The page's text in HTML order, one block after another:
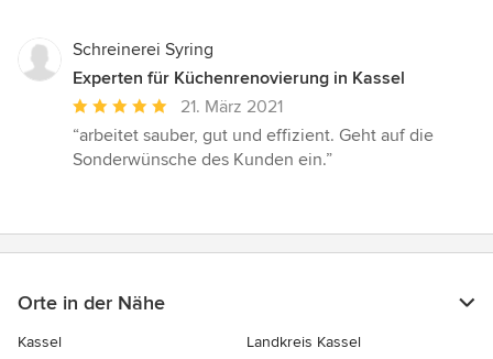
Schreinerei Syring
Experten für Küchenrenovierung in Kassel
Durchschnittliche
Bewertung:
5
21. März 2021
“arbeitet sauber, gut und effizient. Geht auf die
Sonderwünsche des Kunden ein.”
Orte in der Nähe
Kassel
Landkreis Kassel